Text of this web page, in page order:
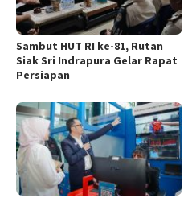
Sambut HUT RI ke-81, Rutan
Siak Sri Indrapura Gelar Rapat
Persiapan